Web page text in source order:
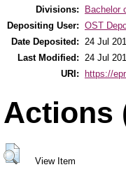
Divisions:
Bachelor
Depositing User: OST
Date Deposited: 24 Jul
Last Modified: 24 Jul
URI:
https://
Actions
View Item